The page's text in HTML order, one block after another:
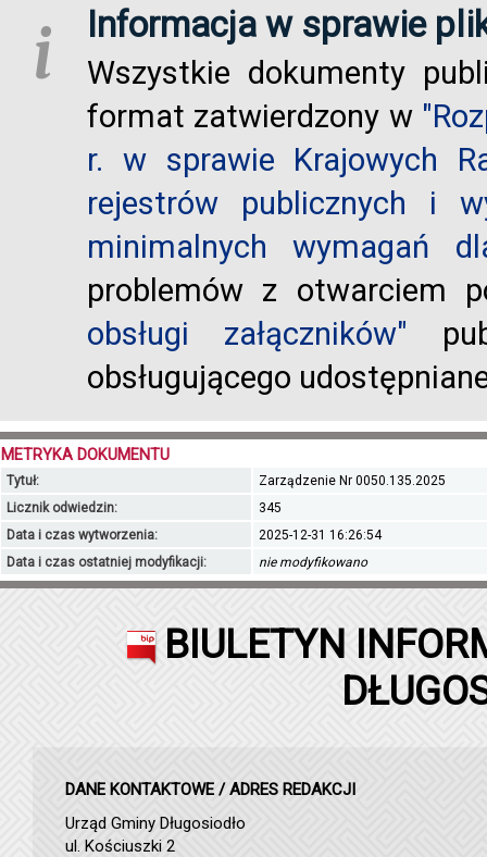
i Informacja w sprawie
Wszystkie dokumenty
format zatwierdzony w
r. w sprawie Krajowych
rejestrów publicznych i
minimalnych wymagań
problemów z otwarciem
obsługi załączników"
obsługującego
METRYKA DOKUMENTU
Tytuł:
Zarządzenie Nr 0050.135.2025
Licznik odwiedzin:
345
Data i czas wytworzenia:
2025-12-31 16:26:54
Data i czas ostatniej modyfikacji:
nie modyfikowano
BIULETYN
DANE KONTAKTOWE / ADRES REDAKCJI
Urząd Gminy Długosiodło
ul. Kościuszki 2